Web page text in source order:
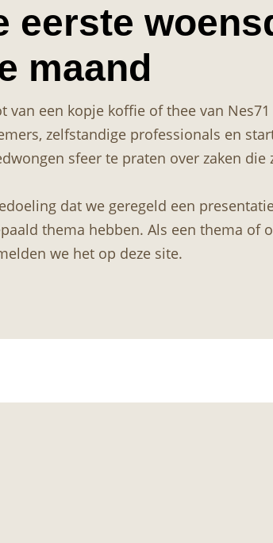
eerste
maand
van een kopje koffie of thee van
zelfstandige professionals en
sfeer te praten over zaken die
dat we geregeld een
thema hebben. Als een thema of
we het op deze site.